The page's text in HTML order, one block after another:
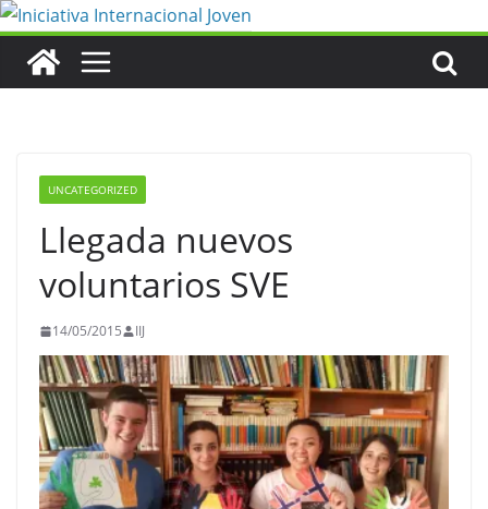
Saltar
contenido
UNCATEGORIZED
Llegada nuevos
voluntarios SVE
14/05/2015 IIJ